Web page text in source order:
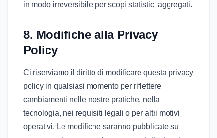
in modo irreversibile per scopi statistici aggregati.
8. Modifiche alla Privacy
Policy
Ci riserviamo il diritto di modificare questa privacy
policy in qualsiasi momento per riflettere
cambiamenti nelle nostre pratiche, nella
tecnologia, nei requisiti legali o per altri motivi
operativi. Le modifiche saranno pubblicate su